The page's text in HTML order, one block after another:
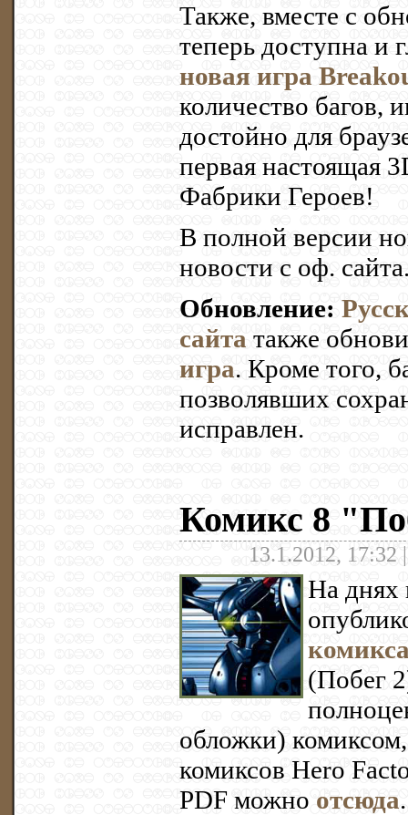
Также, вместе с
теперь доступна и
новая игра
количество багов,
достойно для
первая настоящая
Фабрики Героев!
В полной версии
новости с оф.
Обновление:
сайта также
игра. Кроме того,
позволявших
исправлен.
Комикс 8
13.1.2012, 17:32
На днях
(Побег
обложки)
комиксов Hero
PDF можно отсюда.